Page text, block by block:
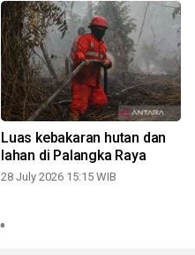
Luas kebakaran hutan dan
lahan di Palangka Raya
28 July 2026 15:15 WIB